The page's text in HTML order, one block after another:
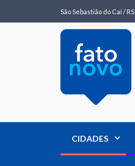
São Sebastião do Caí / RS
CIDADES